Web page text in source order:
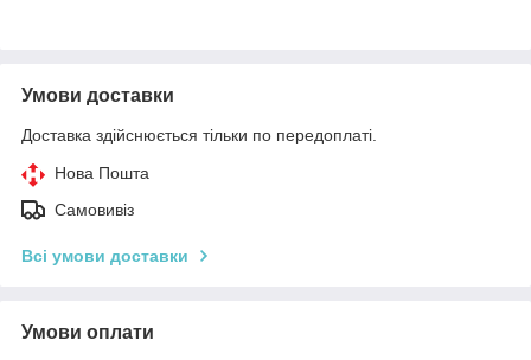
Умови доставки
Доставка здійснюється тільки по передоплаті.
Нова Пошта
Самовивіз
Всі умови доставки
Умови оплати